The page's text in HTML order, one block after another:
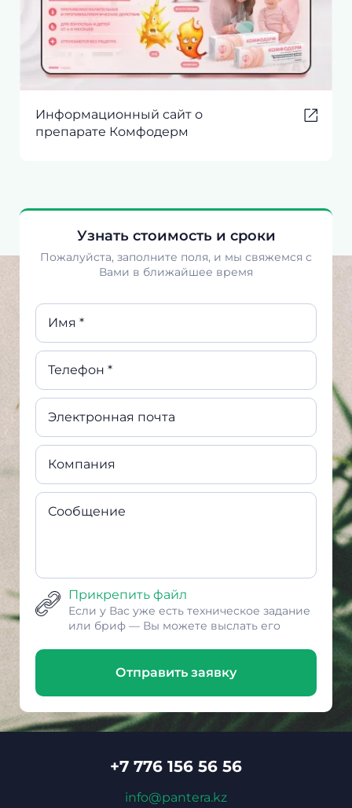
Информационный сайт о
препарате Комфодерм
Узнать стоимость и сроки
Пожалуйста, заполните поля, и мы свяжемся с
Вами в ближайшее время
Имя *
Телефон *
Электронная почта
Компания
Сообщение
Прикрепить файл
Если у Вас уже есть техническое задание
или бриф — Вы можете выслать его
Отправить заявку
+7 776 156 56 56
info@pantera.kz